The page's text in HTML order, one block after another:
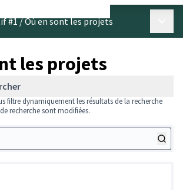
#1/Où en sont les projets
les projets
filtre dynamiquement les résultats de la recherche
recherche sont modifiées.